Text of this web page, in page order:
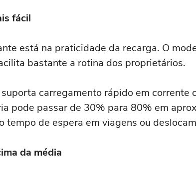
fácil
está na praticidade da recarga. O
bastante a rotina dos proprietários.
carregamento rápido em corrente
pode passar de 30% para 80% em
tempo de espera em viagens ou
da média